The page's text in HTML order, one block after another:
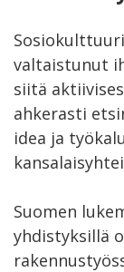
valtaistunut
siitä
ahkerasti
idea ja
Suomen
yhdistyksillä